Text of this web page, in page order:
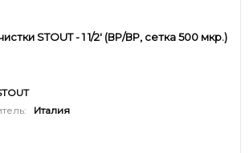
STOUT - 1 1/2' (ВР/ВР, сетка 500 мкр.)
Италия